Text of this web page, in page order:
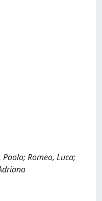
Romeo, Luca;